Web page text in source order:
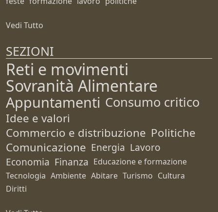
Vedi Tutto
SEZIONI
Reti e movimenti
Sovranità Alimentare
Appuntamenti Consumo critico
Idee e valori
Commercio e distribuzione Politiche
Comunicazione Energia Lavoro
Economia Finanza Educazione e formazione
Tecnologia Ambiente Abitare Turismo Cultura
Diritti